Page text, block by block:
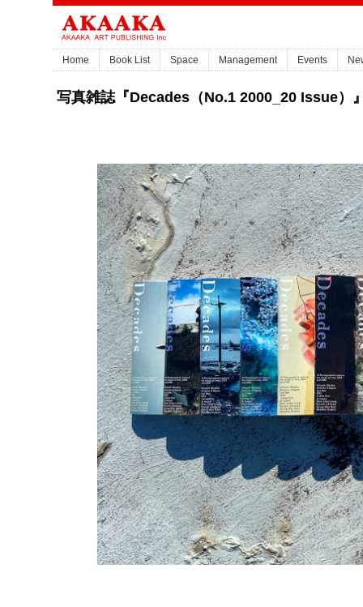
Home Book List Space Management Events
写真雑誌『Decades（No.1 2000_20 Issue）